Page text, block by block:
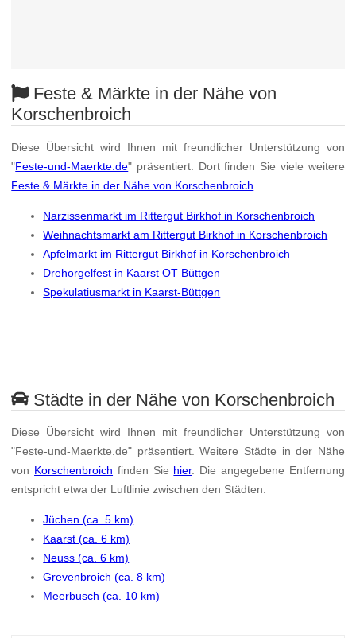
Feste & Märkte in der Nähe von
Korschenbroich
Diese Übersicht wird Ihnen mit freundlicher Unterstützung von
"Feste-und-Maerkte.de" präsentiert. Dort finden Sie viele weitere
Feste & Märkte in der Nähe von Korschenbroich
Narzissenmarkt im Rittergut Birkhof in Korschenbroich
Weihnachtsmarkt am Rittergut Birkhof in Korschenbroich
Apfelmarkt im Rittergut Birkhof in Korschenbroich
Drehorgelfest in Kaarst OT Büttgen
Spekulatiusmarkt in Kaarst-Büttgen
Städte in der Nähe von Korschenbroich
Diese Übersicht wird Ihnen mit freundlicher Unterstützung von
"Feste-und-Maerkte.de" präsentiert. Weitere Städte in der Nähe
von Korschenbroich finden Sie hier. Die angegebene Entfernung
entspricht etwa der Luftlinie zwischen den Städten.
Jüchen (ca. 5 km)
Kaarst (ca. 6 km)
Neuss (ca. 6 km)
Grevenbroich (ca. 8 km)
Meerbusch (ca. 10 km)